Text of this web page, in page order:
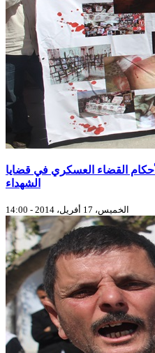
القضاء العسكري في قضايا
الشهداء
الخميس، 17 أفريل، 2014 - 14:00